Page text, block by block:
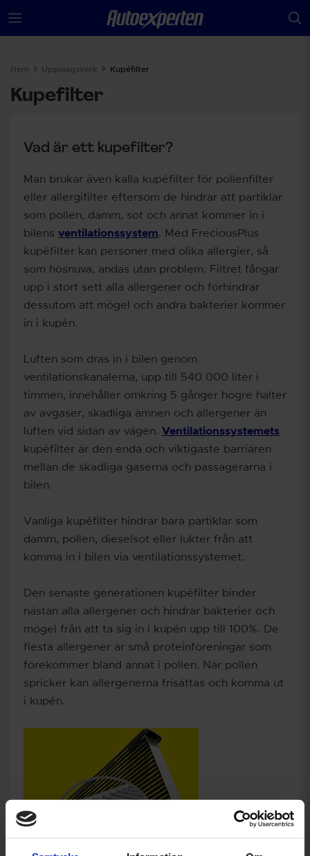
Hem Uppslagsverk Kupéfilter
Kupefilter
Vad är ett kupefilter?
Man brukar även kalla kupéfilter för pollenfilter
eller allergifilter eftersom de hindrar att partiklar
som pollen, damm, sot och annat kommer in i
bilens ventilationssystem. Med FreciousPlus
kupéfilter kan personer med olika allergier, så
som hösnuva, andas utan problem. Filtret fångar
upp i stort sett alla allergener och förhindrar
dessutom att mögel och andra bakterier kommer
in i kupén.
Luften som dras in i bilen genom
ventilationskanalerna, upp till 540 000 liter i
timmen, innehåller omkring 5 gånger högre halter
av avgaser, skadliga ämnen och allergener än
luften vid sidan av vägen. Ventilationssystemets
kupéfilter är den enda och viktigaste barriären
mellan de skadliga gaserna och passagerarna i
bilen.
Vanliga kupéfilter hindrar bara partiklar som
damm, pollen, dieselsot eller lukter från att
komma in i bilen via ventilationssystemet.
Den senaste generationen kupéfilter binder
nästan alla allergener och hindrar bakterier och
mögel från att ta sig in i kupén upp till 100%. De
flesta allergener är små proteinföreningar som
förekommer bland annat i pollen. När pollen
spricker kan allergenerna frisättas och komma ut
i kupén.